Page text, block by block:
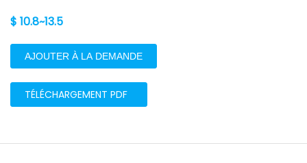
$ 10.8~13.5
AJOUTER À LA DEMANDE
TÉLÉCHARGEMENT PDF